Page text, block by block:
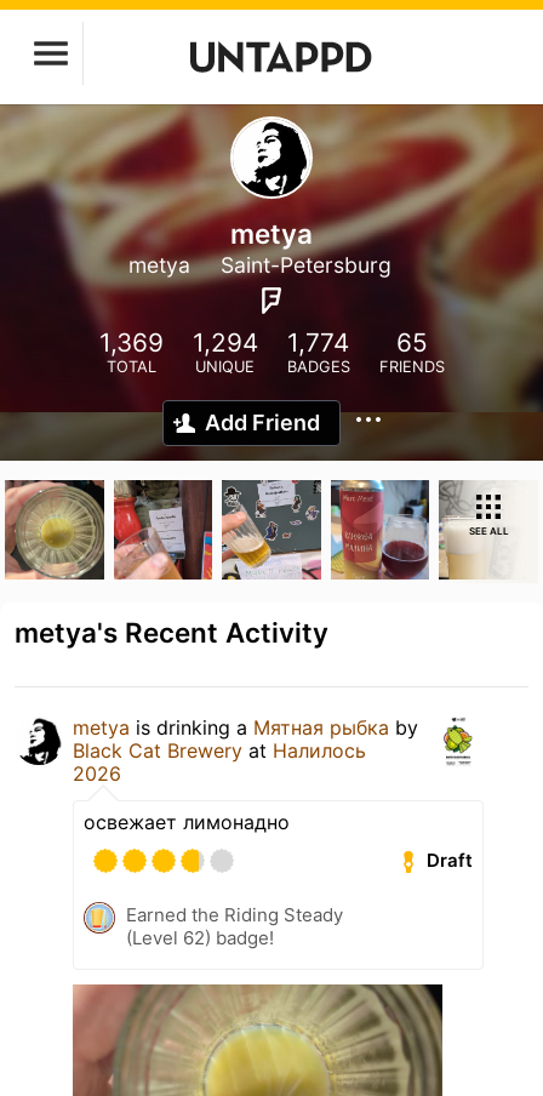
metya
metya Saint-Petersburg
1,369
TOTAL
1,294
UNIQUE
1,774
BADGES
65
FRIENDS
Add Friend
SEE ALL
metya's Recent Activity
metya is drinking a Мятная рыбка by
Black Cat Brewery at Налилось
2026
освежает лимонадно
Draft
Earned the Riding Steady
(Level 62) badge!